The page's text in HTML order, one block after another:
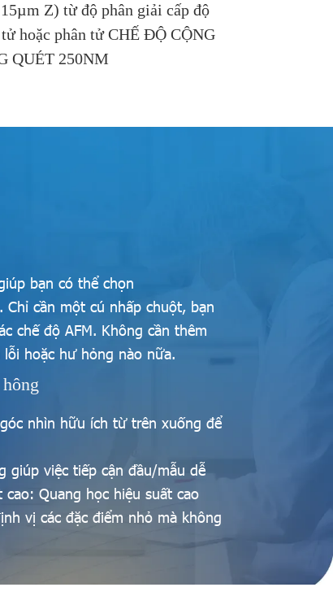
Z) từ độ phân giải cấp độ
hoặc phân tử CHẾ ĐỘ CỘNG
QUÉT 250NM
bạn có thể chọn
Chỉ cần một cú nhấp chuột, bạn
chế độ AFM. Không cần thêm
hoặc hư hỏng nào nữa.
nhìn hữu ích từ trên xuống để
giúp việc tiếp cận đầu/mẫu dễ
Quang học hiệu suất cao
vị các đặc điểm nhỏ mà không